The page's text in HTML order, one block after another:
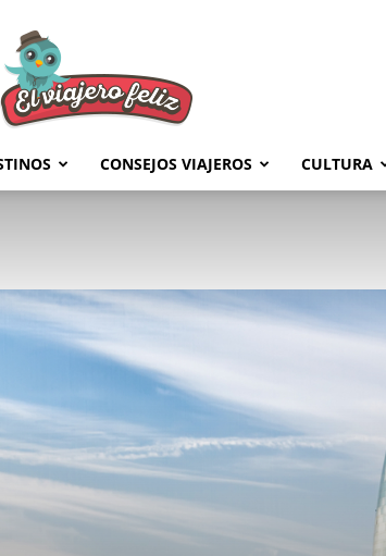
Feliz
CONSEJOS VIAJEROS CULTURA